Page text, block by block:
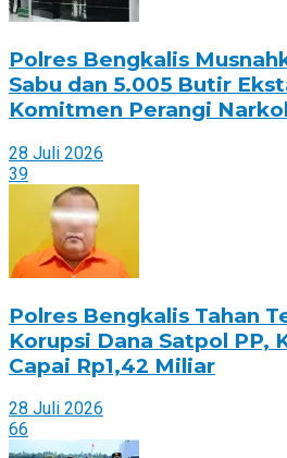
Polres Bengkalis
Sabu dan 5.005 Butir
Komitmen Perangi
28 Juli 2026
39
Polres Bengkalis Tahan
Korupsi Dana Satpol PP,
Capai Rp1,42 Miliar
28 Juli 2026
66